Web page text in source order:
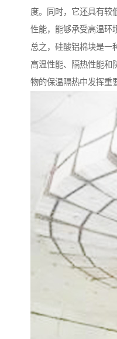
度。同时，它还具有较
性能，能够承受高温环
总之，硅酸铝棉块是一
高温性能、隔热性能和
物的保温隔热中发挥重